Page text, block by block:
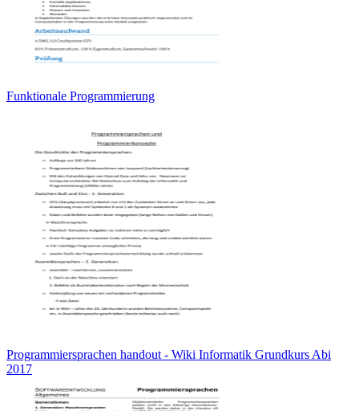
Funktionale Programmierung
Programmiersprachen handout - Wiki Informatik Grundkurs Abi
2017